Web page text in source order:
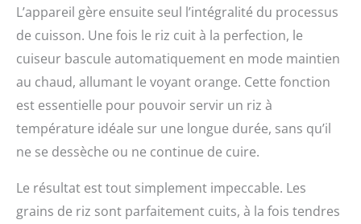
L’appareil gère ensuite seul l’intégralité du processus
de cuisson. Une fois le riz cuit à la perfection, le
cuiseur bascule automatiquement en mode maintien
au chaud, allumant le voyant orange. Cette fonction
est essentielle pour pouvoir servir un riz à
température idéale sur une longue durée, sans qu’il
ne se dessèche ou ne continue de cuire.
Le résultat est tout simplement impeccable. Les
grains de riz sont parfaitement cuits, à la fois tendres